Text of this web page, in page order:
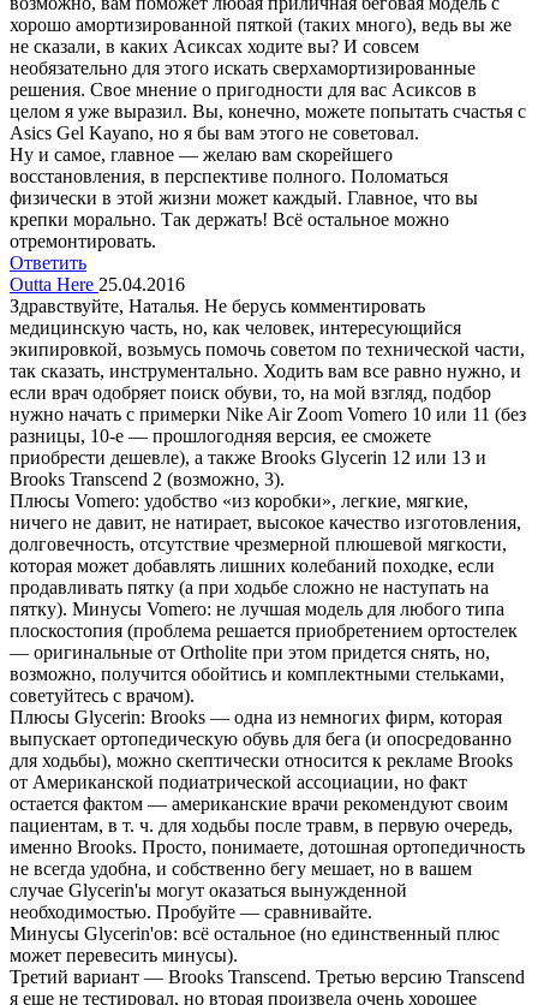
хорошо амортизированной пяткой (таких много), ведь вы же
не сказали, в каких Асиксах ходите вы? И совсем
необязательно для этого искать сверхамортизированные
решения. Свое мнение о пригодности для вас Асиксов в
целом я уже выразил. Вы, конечно, можете попытать счастья с
Asics Gel Kayano, но я бы вам этого не советовал.
Ну и самое, главное — желаю вам скорейшего
восстановления, в перспективе полного. Поломаться
физически в этой жизни может каждый. Главное, что вы
крепки морально. Так держать! Всё остальное можно
отремонтировать.
Ответить
Outta Here 25.04.2016
Здравствуйте, Наталья. Не берусь комментировать
медицинскую часть, но, как человек, интересующийся
экипировкой, возьмусь помочь советом по технической части,
так сказать, инструментально. Ходить вам все равно нужно, и
если врач одобряет поиск обуви, то, на мой взгляд, подбор
нужно начать с примерки Nike Air Zoom Vomero 10 или 11 (без
разницы, 10-е — прошлогодняя версия, ее сможете
приобрести дешевле), а также Brooks Glycerin 12 или 13 и
Brooks Transcend 2 (возможно, 3).
Плюсы Vomero: удобство «из коробки», легкие, мягкие,
ничего не давит, не натирает, высокое качество изготовления,
долговечность, отсутствие чрезмерной плюшевой мягкости,
которая может добавлять лишних колебаний походке, если
продавливать пятку (а при ходьбе сложно не наступать на
пятку). Минусы Vomero: не лучшая модель для любого типа
плоскостопия (проблема решается приобретением ортостелек
— оригинальные от Ortholite при этом придется снять, но,
возможно, получится обойтись и комплектными стельками,
советуйтесь с врачом).
Плюсы Glycerin: Brooks — одна из немногих фирм, которая
выпускает ортопедическую обувь для бега (и опосредованно
для ходьбы), можно скептически относится к рекламе Brooks
от Американской подиатрической ассоциации, но факт
остается фактом — американские врачи рекомендуют своим
пациентам, в т. ч. для ходьбы после травм, в первую очередь,
именно Brooks. Просто, понимаете, дотошная ортопедичность
не всегда удобна, и собственно бегу мешает, но в вашем
случае Glycerin'ы могут оказаться вынужденной
необходимостью. Пробуйте — сравнивайте.
Минусы Glycerin'ов: всё остальное (но единственный плюс
может перевесить минусы).
Третий вариант — Brooks Transcend. Третью версию Transcend
я еще не тестировал, но вторая произвела очень хорошее